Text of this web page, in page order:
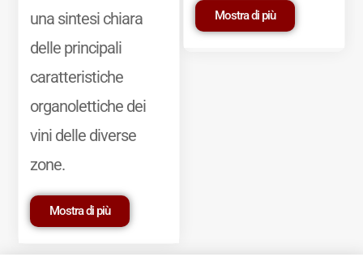
una sintesi chiara
delle principali
caratteristiche
organolettiche dei
vini delle diverse
zone.
Mostra di più
Mostra di più